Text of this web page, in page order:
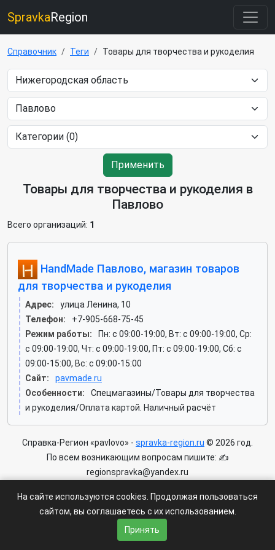
SpravkaRegion
Справочник Теги Товары для творчества и рукоделия
Применить
Товары для творчества и рукоделия в
Павлово
Всего организаций: 1
HandMade Павлово, магазин товаров
для творчества и рукоделия
Адрес:
улица Ленина, 10
Телефон:
+7-905-668-75-45
Режим работы:
Пн: c 09:00-19:00, Вт: c 09:00-19:00, Ср:
c 09:00-19:00, Чт: c 09:00-19:00, Пт: c 09:00-19:00, Сб: c
09:00-15:00, Вс: c 09:00-15:00
Сайт:
pavmade.ru
Особенности:
Спецмагазины/Товары для творчества
и рукоделия/Оплата картой. Наличный расчёт
Справка-Регион «pavlovo» - spravka-region.ru © 2026 год.
По всем возникающим вопросам пишите: ✍
regionspravka@yandex.ru
ограничения 6+.
Пользовательское соглашение|Политика конфиденциальности
Условия доступа к сайту
На сайте используются cookies. Продолжая пользоваться
сайтом, вы соглашаетесь с их использованием.
Принять